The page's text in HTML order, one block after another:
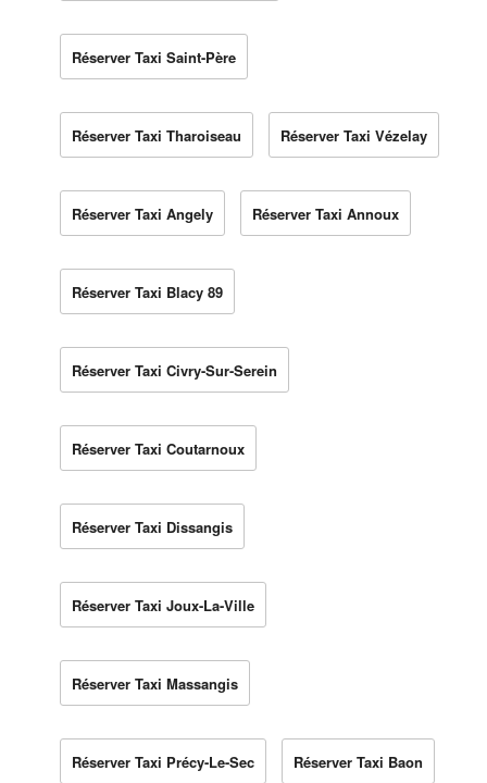
Réserver Taxi Saint-Père
Réserver Taxi Tharoiseau Réserver Taxi Vézelay
Réserver Taxi Angely Réserver Taxi Annoux
Réserver Taxi Blacy 89
Réserver Taxi Civry-Sur-Serein
Réserver Taxi Coutarnoux
Réserver Taxi Dissangis
Réserver Taxi Joux-La-Ville
Réserver Taxi Massangis
Réserver Taxi Précy-Le-Sec Réserver Taxi Baon